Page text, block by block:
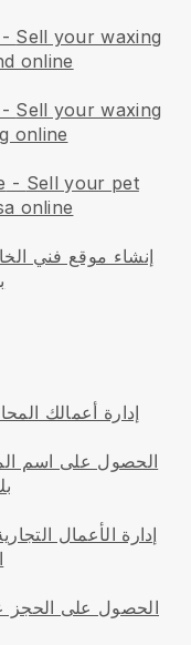
- Sell your waxing
online
- Sell your waxing
online
- Sell your pet
online
إنشاء موقع فني
إدارة أعمالك
الحصول على اسم
إدارة الأعمال
الحصول على الحجز